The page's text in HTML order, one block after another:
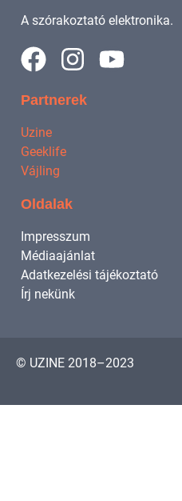
A szórakoztató elektronika.
Partnerek
Uzine
Geeklife
Vájling
Oldalak
Impresszum
Médiaajánlat
Adatkezelési tájékoztató
Írj nekünk
© UZINE 2018–2023